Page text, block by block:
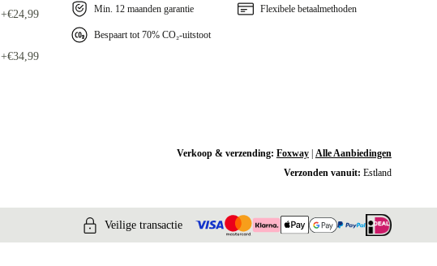
+€24,99
+€34,99
Min. 12 maanden garantie Flexibele betaalmethoden
Bespaart tot 70% CO₂-uitstoot
Verkoop & verzending: Foxway| Alle Aanbiedingen
Verzonden vanuit: Estland
Veilige transactie